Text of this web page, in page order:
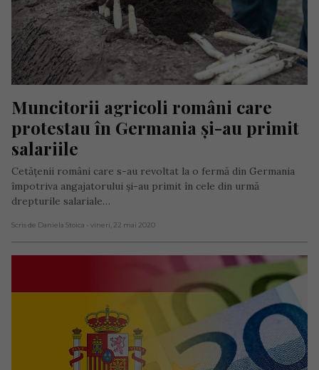
Muncitorii agricoli români care
protestau în Germania și-au primit
salariile
Cetățenii români care s-au revoltat la o fermă din Germania
împotriva angajatorului și-au primit în cele din urmă
drepturile salariale…
Scris de Daniela Stoica - vineri, 22 mai 2020